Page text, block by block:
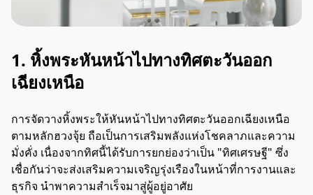
1. หิ้งพระหันหน้าไปทางทิศตะวันออก
เฉียงเหนือ
การจัดวางหิ้งพระให้หันหน้าไปทางทิศตะวันออกเฉียงเหนือ
ตามหลักฮวงจุ้ย ถือเป็นการเสริมพลังแห่งโชคลาภและความ
มั่งคั่ง เนื่องจากทิศนี้ได้รับการยกย่องว่าเป็น "ทิศเศรษฐี" ซึ่ง
เชื่อกันว่าจะส่งเสริมความเจริญรุ่งเรืองในหน้าที่การงานและ
ธุรกิจ นำพาความสำเร็จมาสู่ผู้อยู่อาศัย